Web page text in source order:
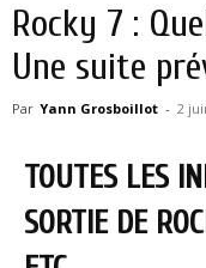
Rocky 7 :
Une suite
Par Yann Grosboillot - 2
TOUTES LES
SORTIE DE